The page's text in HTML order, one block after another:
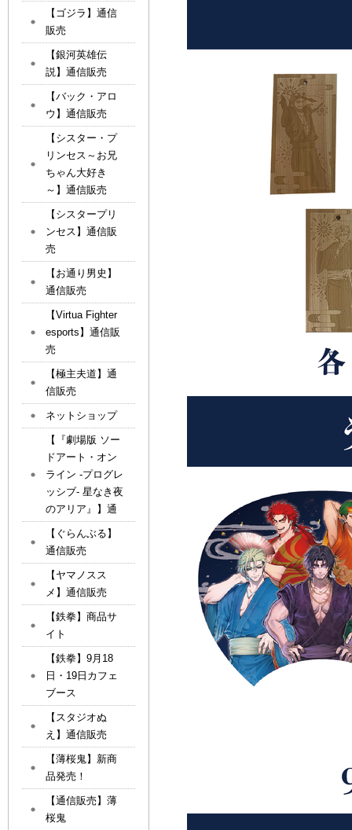
【ゴジラ】通信
販売
【銀河英雄伝
説】通信販売
【バック・アロ
ウ】通信販売
【シスター・プ
リンセス～お兄
ちゃん大好き
～】通信販売
【シスタープリ
ンセス】通信販
売
【お通り男史】
通信販売
【Virtua Fighter
esports】通信販
売
【極主夫道】通
信販売
ネットショップ
【『劇場版 ソー
ドアート・オン
ライン -プログレ
ッシブ- 星なき夜
のアリア』】通
【ぐらんぶる】
通信販売
【ヤマノスス
メ】通信販売
【鉄拳】商品サ
イト
【鉄拳】9月18
日・19日カフェ
ブース
【スタジオぬ
え】通信販売
【薄桜鬼】新商
品発売！
【通信販売】薄
桜鬼